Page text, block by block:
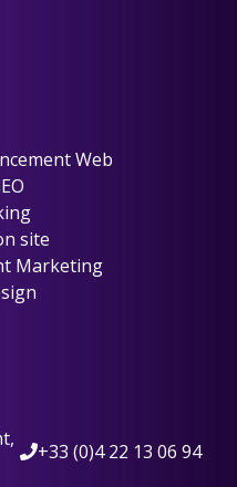
Web
site
Marketing
+33 (0)4 22 13 06 94